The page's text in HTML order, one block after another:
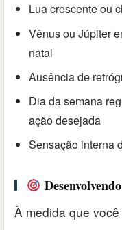
Lua crescente ou
Vênus ou Júpiter
natal
Ausência de
Dia da semana
ação desejada
Sensação interna
À medida que